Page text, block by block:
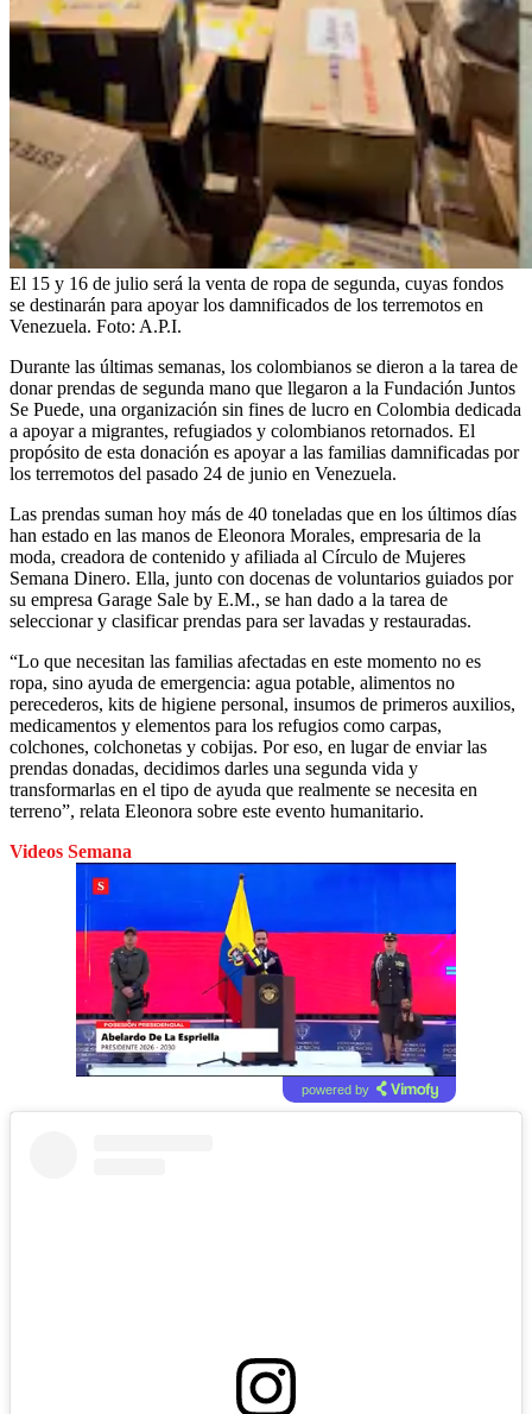
El 15 y 16 de julio será la venta de ropa de segunda, cuyas fondos
se destinarán para apoyar los damnificados de los terremotos en
Venezuela. Foto: A.P.I.
Durante las últimas semanas, los colombianos se dieron a la tarea de
donar prendas de segunda mano que llegaron a la Fundación Juntos
Se Puede, una organización sin fines de lucro en Colombia dedicada
a apoyar a migrantes, refugiados y colombianos retornados. El
propósito de esta donación es apoyar a las familias damnificadas por
los terremotos del pasado 24 de junio en Venezuela.
Las prendas suman hoy más de 40 toneladas que en los últimos días
han estado en las manos de Eleonora Morales, empresaria de la
moda, creadora de contenido y afiliada al Círculo de Mujeres
Semana Dinero. Ella, junto con docenas de voluntarios guiados por
su empresa Garage Sale by E.M., se han dado a la tarea de
seleccionar y clasificar prendas para ser lavadas y restauradas.
“Lo que necesitan las familias afectadas en este momento no es
ropa, sino ayuda de emergencia: agua potable, alimentos no
perecederos, kits de higiene personal, insumos de primeros auxilios,
medicamentos y elementos para los refugios como carpas,
colchones, colchonetas y cobijas. Por eso, en lugar de enviar las
prendas donadas, decidimos darles una segunda vida y
transformarlas en el tipo de ayuda que realmente se necesita en
terreno”, relata Eleonora sobre este evento humanitario.
Videos Semana
powered by